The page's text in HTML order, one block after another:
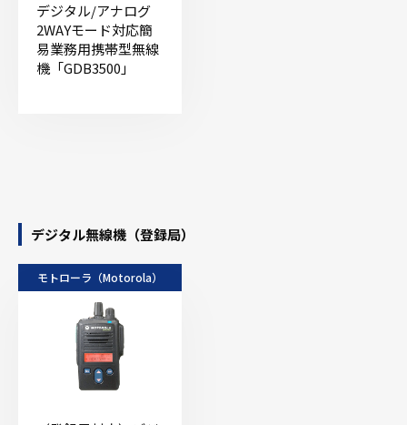
デジタル/アナログ
2WAYモード対応簡
易業務用携帯型無線
機「GDB3500」
デジタル無線機（登録局）
モトローラ（Motorola）